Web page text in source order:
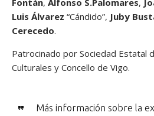
Fontán, Alfonso S.Palomares,
Luis Álvarez “Cándido”, Juby
Cerecedo.
Patrocinado por Sociedad Estatal
Culturales y Concello de Vigo.
Más información sobre la